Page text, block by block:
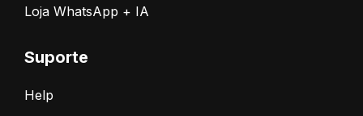
Loja WhatsApp + IA
Suporte
Help